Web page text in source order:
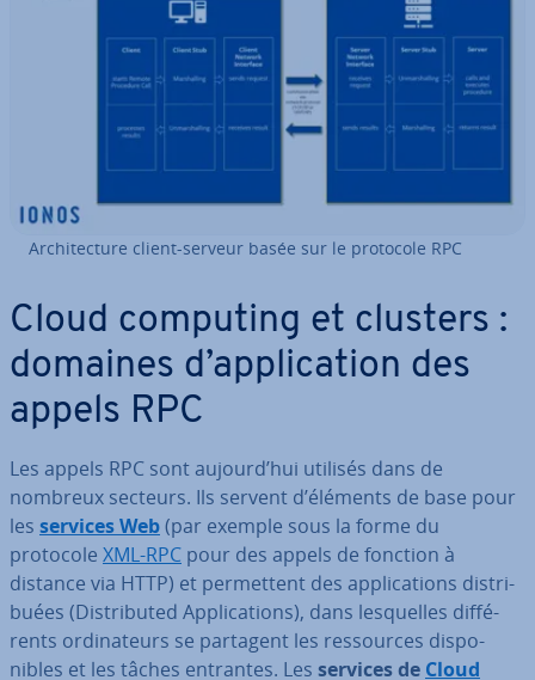
Ar­chi­tec­ture client-serveur basée sur le protocole RPC
Cloud computing et clusters :
domaines d’ap­pli­ca­tion des
appels RPC
Les appels RPC sont aujourd’hui utilisés dans de
nombreux secteurs. Ils servent d’éléments de base pour
les services Web(par exemple sous la forme du
protocole XML-RPC pour des appels de fonction à
distance via HTTP) et per­met­tent des ap­pli­ca­tions dis­tri­
buées (Dis­tri­bu­ted Ap­pli­ca­tions), dans les­quelles dif­fé­
rents or­di­na­teurs se partagent les res­sources dis­po­
nibles et les tâches entrantes. Les services de Cloud